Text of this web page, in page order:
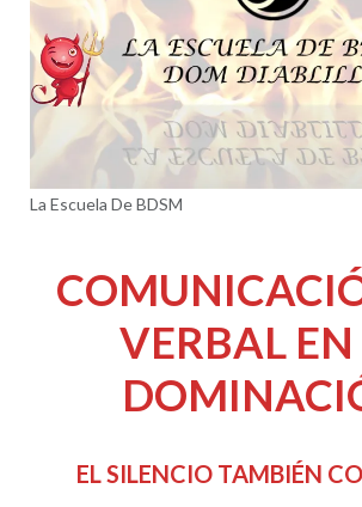
La Escuela De BDSM
VERBAL
EL SILENCIO TAMBIÉN